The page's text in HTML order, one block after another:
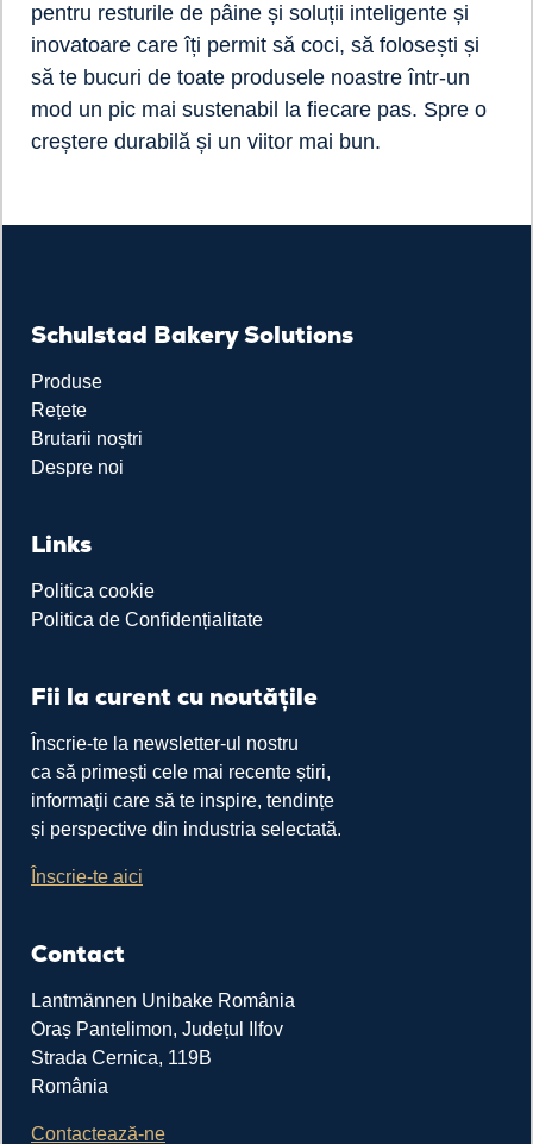
pentru resturile de pâine și soluții inteligente și
inovatoare care îți permit să coci, să folosești și
să te bucuri de toate produsele noastre într-un
mod un pic mai sustenabil la fiecare pas. Spre o
creștere durabilă și un viitor mai bun.
Schulstad Bakery Solutions
Produse
Rețete
Brutarii noștri
Despre noi
Links
Politica cookie
Politica de Confidențialitate
Fii la curent cu noutățile
Înscrie-te la newsletter-ul nostru
ca să primești cele mai recente știri,
informații care să te inspire, tendințe
și perspective din industria selectată.
Înscrie-te aici
Contact
Lantmännen Unibake România
Oraș Pantelimon, Județul Ilfov
Strada Cernica, 119B
România
Contactează-ne